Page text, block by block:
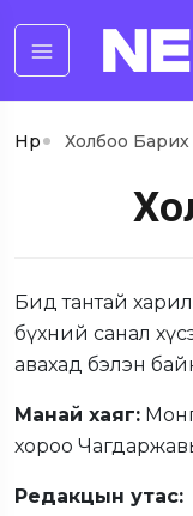
Нүүр Холбоо Барих
Бид тантай
бүхний санал
авахад бэлэн
Манай хаяг:
хороо
Редакцын утас: